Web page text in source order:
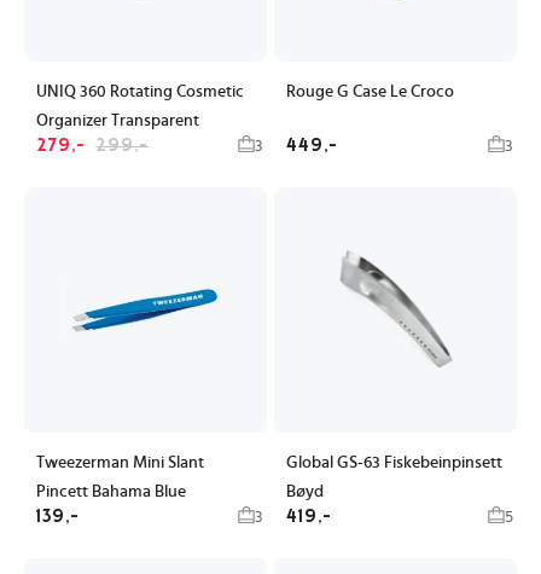
UNIQ 360 Rotating Cosmetic
Organizer Transparent
279,- 299,- 3
Rouge G Case Le Croco
449,- 3
Tweezerman Mini Slant
Pincett Bahama Blue
139,- 3
Global GS-63 Fiskebeinpinsett
Bøyd
419,- 5